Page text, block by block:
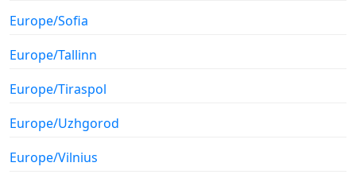
Europe/Sofia
Europe/Tallinn
Europe/Tiraspol
Europe/Uzhgorod
Europe/Vilnius